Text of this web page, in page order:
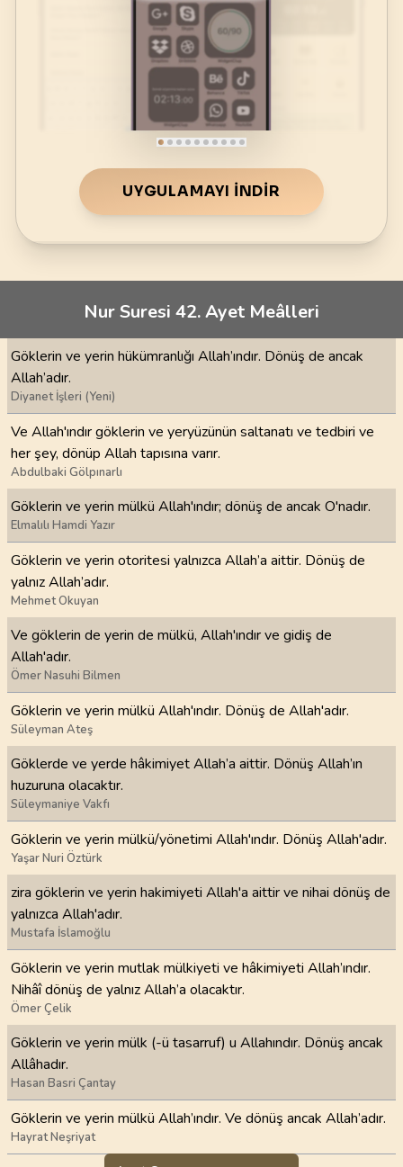
UYGULAMAYI İNDIR
Nur Suresi 42. Ayet Meâlleri
Göklerin ve yerin hükümranlığı Allah’ındır. Dönüş de ancak
Allah’adır.
Diyanet İşleri (Yeni)
Ve Allah'ındır göklerin ve yeryüzünün saltanatı ve tedbiri ve
her şey, dönüp Allah tapısına varır.
Abdulbaki Gölpınarlı
Göklerin ve yerin mülkü Allah'ındır; dönüş de ancak O'nadır.
Elmalılı Hamdi Yazır
Göklerin ve yerin otoritesi yalnızca Allah’a aittir. Dönüş de
yalnız Allah’adır.
Mehmet Okuyan
Ve göklerin de yerin de mülkü, Allah'ındır ve gidiş de
Allah'adır.
Ömer Nasuhi Bilmen
Göklerin ve yerin mülkü Allah'ındır. Dönüş de Allah'adır.
Süleyman Ateş
Göklerde ve yerde hâkimiyet Allah’a aittir. Dönüş Allah’ın
huzuruna olacaktır.
Süleymaniye Vakfı
Göklerin ve yerin mülkü/yönetimi Allah'ındır. Dönüş Allah'adır.
Yaşar Nuri Öztürk
zira göklerin ve yerin hakimiyeti Allah'a aittir ve nihai dönüş de
yalnızca Allah'adır.
Mustafa İslamoğlu
Göklerin ve yerin mutlak mülkiyeti ve hâkimiyeti Allah’ındır.
Nihâî dönüş de yalnız Allah’a olacaktır.
Ömer Çelik
Göklerin ve yerin mülk (-ü tasarruf) u Allahındır. Dönüş ancak
Allâhadır.
Hasan Basri Çantay
Göklerin ve yerin mülkü Allah’ındır. Ve dönüş ancak Allah’adır.
Hayrat Neşriyat